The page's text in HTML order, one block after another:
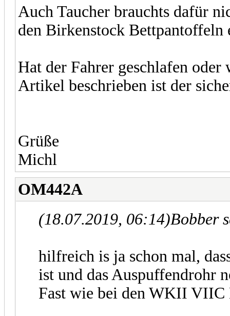
Auch Taucher brauchts dafür
den Birkenstock
Hat der Fahrer geschlafen
Artikel beschrieben ist der
Grüße
Michl
OM442A
(18.07.2019, 06:14)Bobber
hilfreich is ja schon mal,
ist und das Auspuffendrohr
Fast wie bei den WKII